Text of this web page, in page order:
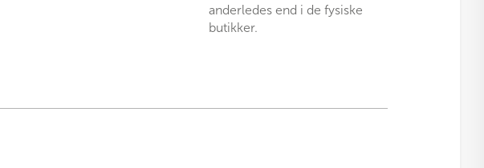
anderledes end i de fysiske
butikker.